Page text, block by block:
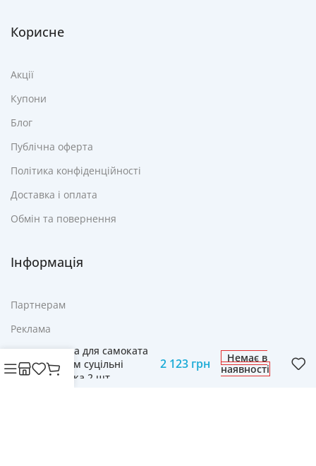
Корисне
Акції
Купони
Блог
Публічна оферта
Політика конфіденційності
Доставка і оплата
Обмін та повернення
Інформація
Партнерам
Реклама
FAQ
Контакти
Колеса для самоката
110 мм суцільні
веселка 2 шт
2 123 грн
Немає в
наявності